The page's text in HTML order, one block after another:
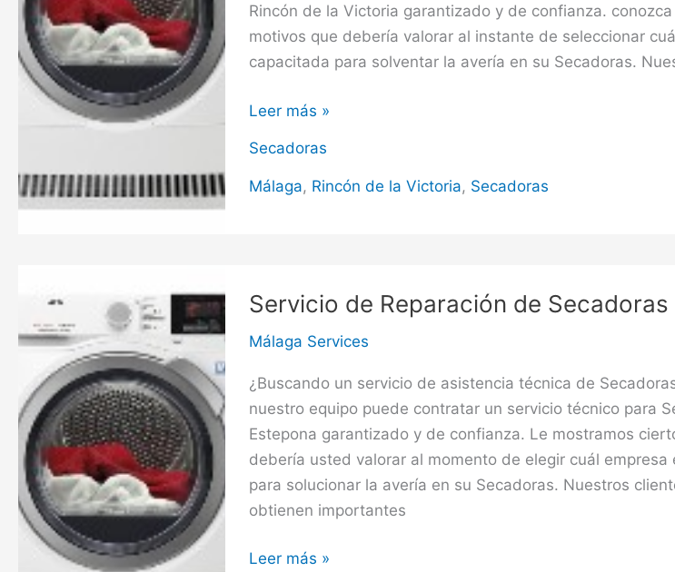
Rincón de la Victoria garantizado y de confianza.
motivos que debería valorar al instante de seleccionar
capacitada para solventar la avería en su Secadoras.
Servicio
Reparación
de
la
Victoria
Leer más »
Secadoras
Málaga, Rincón de la Victoria, Secadoras
Servicio de Reparación de Secadoras
Málaga Services
¿Buscando un servicio de asistencia técnica de
nuestro equipo puede contratar un servicio técnico para
Estepona garantizado y de confianza. Le mostramos
debería usted valorar al momento de elegir cuál empresa
para solucionar la avería en su Secadoras. Nuestros
obtienen importantes
Servicio
Leer más »